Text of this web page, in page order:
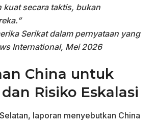
kuat secara taktis, bukan
Serikat dalam pernyataan yang
International, Mei 2026
China untuk
Risiko Eskalasi
laporan menyebutkan China